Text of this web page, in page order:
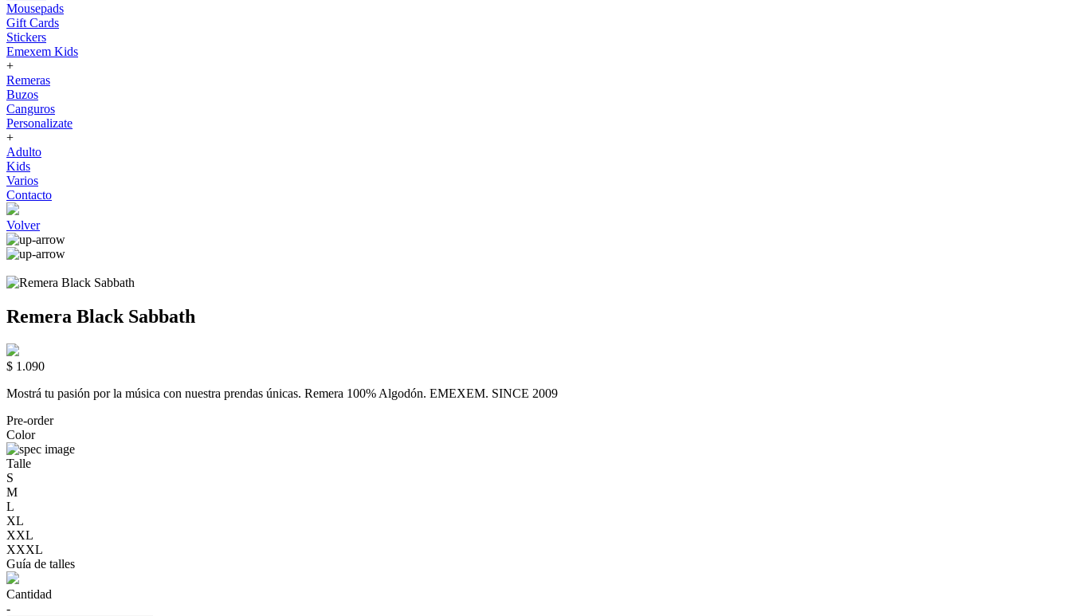
Mousepads
Gift Cards
Stickers
Emexem Kids
+
Remeras
Buzos
Canguros
Personalizate
+
Adulto
Kids
Varios
Contacto
Volver
Remera Black Sabbath
$ 1.090
Mostrá tu pasión por la música con nuestra prendas únicas. Remera 100% Algodón. EMEXEM. SINCE 2009
Pre-order
Color
Talle
S
M
L
XL
XXL
XXXL
Guía de talles
Cantidad
-